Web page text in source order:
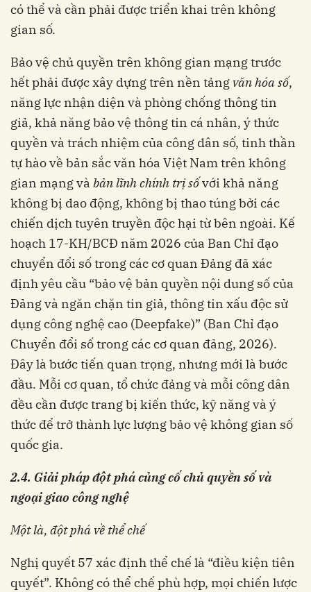
có thể và cần phải được triển khai trên không
gian số.
Bảo vệ chủ quyền trên không gian mạng trước
hết phải được xây dựng trên nền tảngvăn hóa số,
năng lực nhận diện và phòng chống thông tin
giả, khả năng bảo vệ thông tin cá nhân, ý thức
quyền và trách nhiệm của công dân số, tinh thần
tự hào về bản sắc văn hóa Việt Nam trên không
gian mạng và bản lĩnh chính trị sốvới khả năng
không bị dao động, không bị thao túng bởi các
chiến dịch tuyên truyền độc hại từ bên ngoài. Kế
hoạch 17-KH/BCĐ năm 2026 của Ban Chỉ đạo
chuyển đổi số trong các cơ quan Đảng đã xác
định yêu cầu “bảo vệ bản quyền nội dung số của
Đảng và ngăn chặn tin giả, thông tin xấu độc sử
dụng công nghệ cao (Deepfake)” (Ban Chỉ đạo
Chuyển đổi số trong các cơ quan đảng, 2026).
Đây là bước tiến quan trọng, nhưng mới là bước
đầu. Mỗi cơ quan, tổ chức đảng và mỗi công dân
đều cần được trang bị kiến thức, kỹ năng và ý
thức để trở thành lực lượng bảo vệ không gian số
quốc gia.
2.4. Giải pháp đột phá củng cố chủ quyền số và
ngoại giao công nghệ
Một là, đột phá về thể chế
Nghị quyết 57 xác định thể chế là “điều kiện tiên
quyết”. Không có thể chế phù hợp, mọi chiến lược